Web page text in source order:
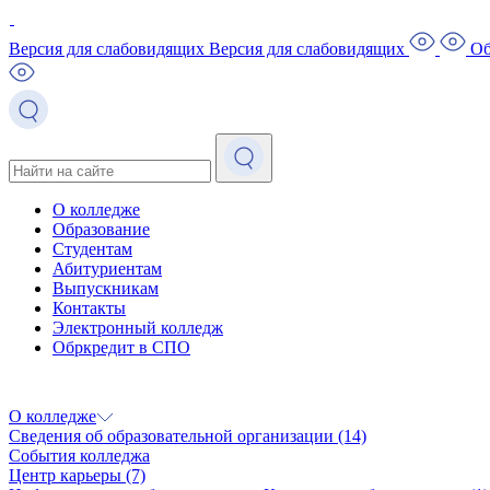
Версия для слабовидящих Версия для слабовидящих
О колледже
Образование
Студентам
Абитуриентам
Выпускникам
Контакты
Электронный колледж
Обркредит в СПО
О колледже
Сведения об образовательной организации (14)
События колледжа
Центр карьеры (7)